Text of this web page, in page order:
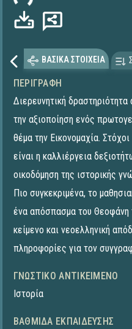
ΒΑΣΙΚΑ ΣΤΟΙΧΕΙΑ
ΠΕΡΙΓΡΑΦΉ
Διερευνητική
την αξιοποίηση ενός
θέμα την Εικονομαχία.
είναι η καλλιέργεια
οικοδόμηση της ιστορικής
Πιο συγκεκριμένα, το
ένα απόσπασμα του
κείμενο και νεοελληνική
πληροφορίες για τον
ΓΝΩΣΤΙΚΌ ΑΝΤΙΚΕΊΜΕΝΟ
Ιστορία
ΒΑΘΜΊΔΑ ΕΚΠΑΊΔΕΥΣΗΣ